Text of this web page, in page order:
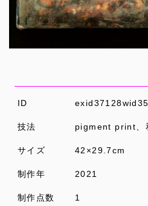
ID
技法 pigment print、
サイズ 42×29.7cm
制作年 2021
制作点数 1